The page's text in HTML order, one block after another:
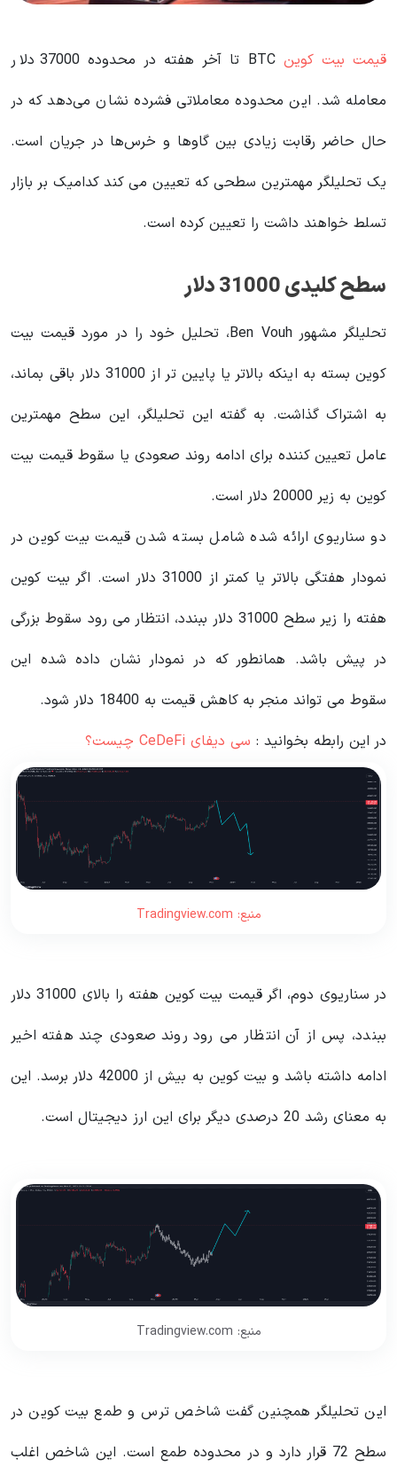
قیمت بیت کوین
BTC تا آخر هفته در محدوده 37000 دلار
معامله شد. این محدوده معاملاتی فشرده نشان می‌دهد که در
حال حاضر رقابت زیادی بین گاوها و خرس‌ها در جریان است.
یک تحلیلگر مهمترین سطحی که تعیین می کند کدامیک بر بازار
تسلط خواهند داشت را تعیین کرده است.
سطح کلیدی 31000 دلار
تحلیلگر مشهور Ben Vouh، تحلیل خود را در مورد قیمت بیت
کوین بسته به اینکه بالاتر یا پایین تر از 31000 دلار باقی بماند،
به اشتراک گذاشت. به گفته این تحلیلگر، این سطح مهمترین
عامل تعیین کننده برای ادامه روند صعودی یا سقوط قیمت بیت
کوین به زیر 20000 دلار است.
دو سناریوی ارائه شده شامل بسته شدن قیمت بیت کوین در
نمودار هفتگی بالاتر یا کمتر از 31000 دلار است. اگر بیت کوین
هفته را زیر سطح 31000 دلار ببندد، انتظار می رود سقوط بزرگی
در پیش باشد. همانطور که در نمودار نشان داده شده این
سقوط می تواند منجر به کاهش قیمت به 18400 دلار شود.
در این رابطه بخوانید‌ : سی دیفای CeDeFi چیست؟
منبع: Tradingview.com
در سناریوی دوم، اگر قیمت بیت کوین هفته را بالای 31000 دلار
ببندد، پس از آن انتظار می رود روند صعودی چند هفته اخیر
ادامه داشته باشد و بیت کوین به بیش از 42000 دلار برسد. این
به معنای رشد 20 درصدی دیگر برای این ارز دیجیتال است.
منبع: Tradingview.com
این تحلیلگر همچنین گفت شاخص ترس و طمع بیت کوین در
سطح 72 قرار دارد و در محدوده طمع است. این شاخص اغلب